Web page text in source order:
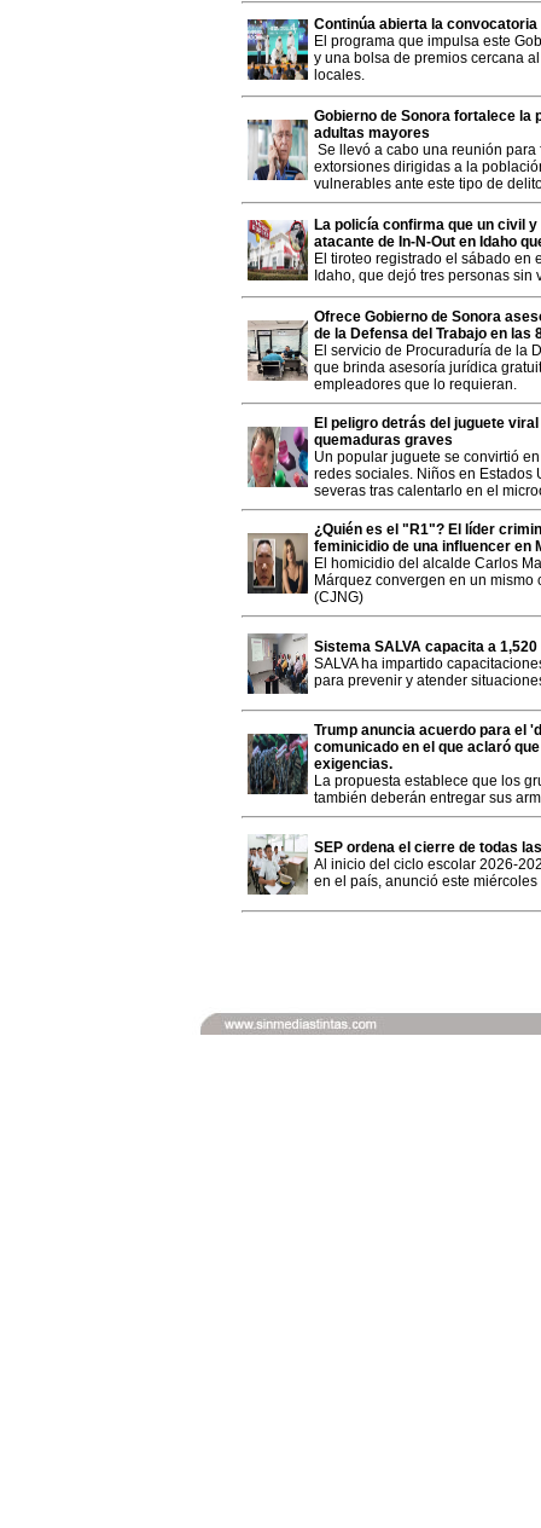
Continúa abierta la
El programa que impulsa este
y una bolsa de premios cercana
locales.
Gobierno de Sonora fortalece
adultas mayores
Se llevó a cabo una reunión
extorsiones dirigidas a la
vulnerables ante este tipo de
La policía confirma que un civil
atacante de In-N-Out en Idaho
El tiroteo registrado el sábado en
Idaho, que dejó tres personas
Ofrece Gobierno de Sonora
de la Defensa del Trabajo en las
El servicio de Procuraduría de la
que brinda asesoría jurídica
empleadores que lo requieran.
El peligro detrás del juguete
quemaduras graves
Un popular juguete se convirtió
redes sociales. Niños en
severas tras calentarlo en el
¿Quién es el "R1"? El líder
feminicidio de una influencer en
El homicidio del alcalde Carlos
Márquez convergen en un
(CJNG)
Sistema SALVA capacita a
SALVA ha impartido
para prevenir y atender
Trump anuncia acuerdo para el
comunicado en el que aclaró
exigencias.
La propuesta establece que los
también deberán entregar sus
SEP ordena el cierre de todas
Al inicio del ciclo escolar 2026-
en el país, anunció este